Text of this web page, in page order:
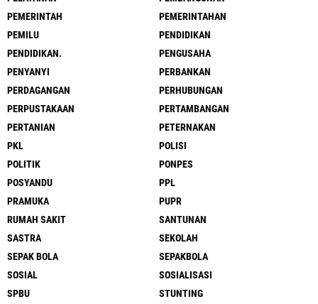
PEMERINTAH
PEMERINTAHAN
PEMILU
PENDIDIKAN
PENDIDIKAN.
PENGUSAHA
PENYANYI
PERBANKAN
PERDAGANGAN
PERHUBUNGAN
PERPUSTAKAAN
PERTAMBANGAN
PERTANIAN
PETERNAKAN
PKL
POLISI
POLITIK
PONPES
POSYANDU
PPL
PRAMUKA
PUPR
RUMAH SAKIT
SANTUNAN
SASTRA
SEKOLAH
SEPAK BOLA
SEPAKBOLA
SOSIAL
SOSIALISASI
SPBU
STUNTING